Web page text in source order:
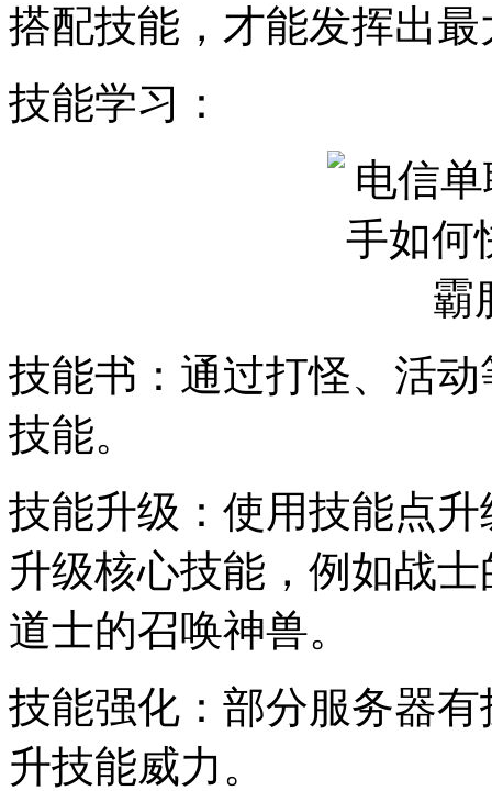
搭配技能，才能发挥出
技能学习：
技能书：通过打怪、活
技能。
技能升级：使用技能点
升级核心技能，例如战
道士的召唤神兽。
技能强化：部分服务器
升技能威力。